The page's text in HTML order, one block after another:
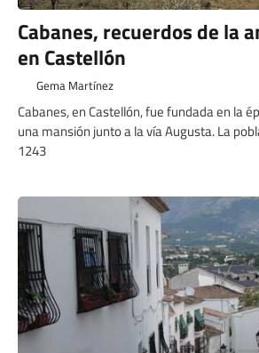
Cabanes, recuerdos de la
en Castellón
Gema Martínez
Cabanes, en Castellón, fue fundada en la
una mansión junto a la vía Augusta. La
1243